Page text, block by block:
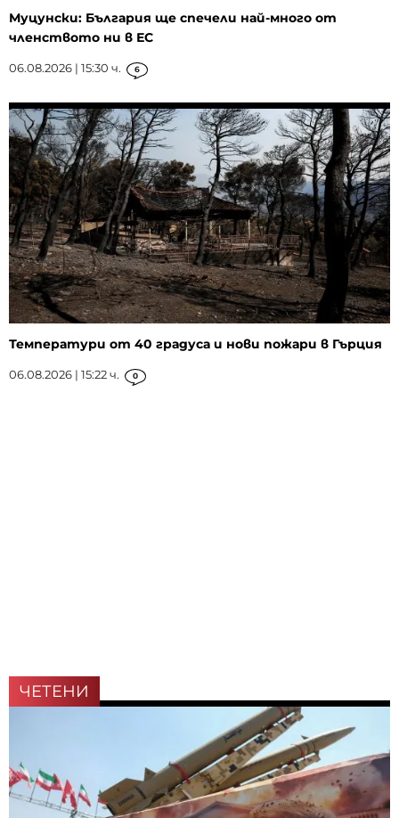
Муцунски: България ще спечели най-много от
членството ни в ЕС
06.08.2026 | 15:30 ч. 6
Температури от 40 градуса и нови пожари в Гърция
06.08.2026 | 15:22 ч. 0
ЧЕТЕНИ